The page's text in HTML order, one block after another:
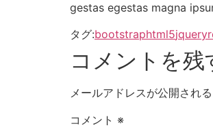
gestas egestas magna
タグ:bootstraphtml5jquery
コメントを残
メールアドレスが公開され
コメント ※